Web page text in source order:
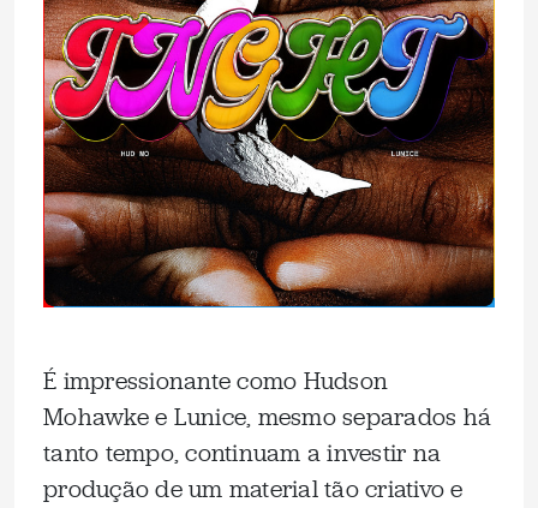
É impressionante como Hudson
Mohawke e Lunice, mesmo separados há
tanto tempo, continuam a investir na
produção de um material tão criativo e